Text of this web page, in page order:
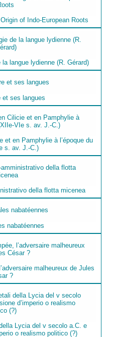
of Indo-European Roots
langue lydienne (R. Gérard)
et ses langues
et en Pamphylie à l’époque du
s. av. J.-C.)
della flotta micenea
nabatéennes
malheureux de Jules
?
Lycia del v secolo a.C. e
o realismo politico (?)